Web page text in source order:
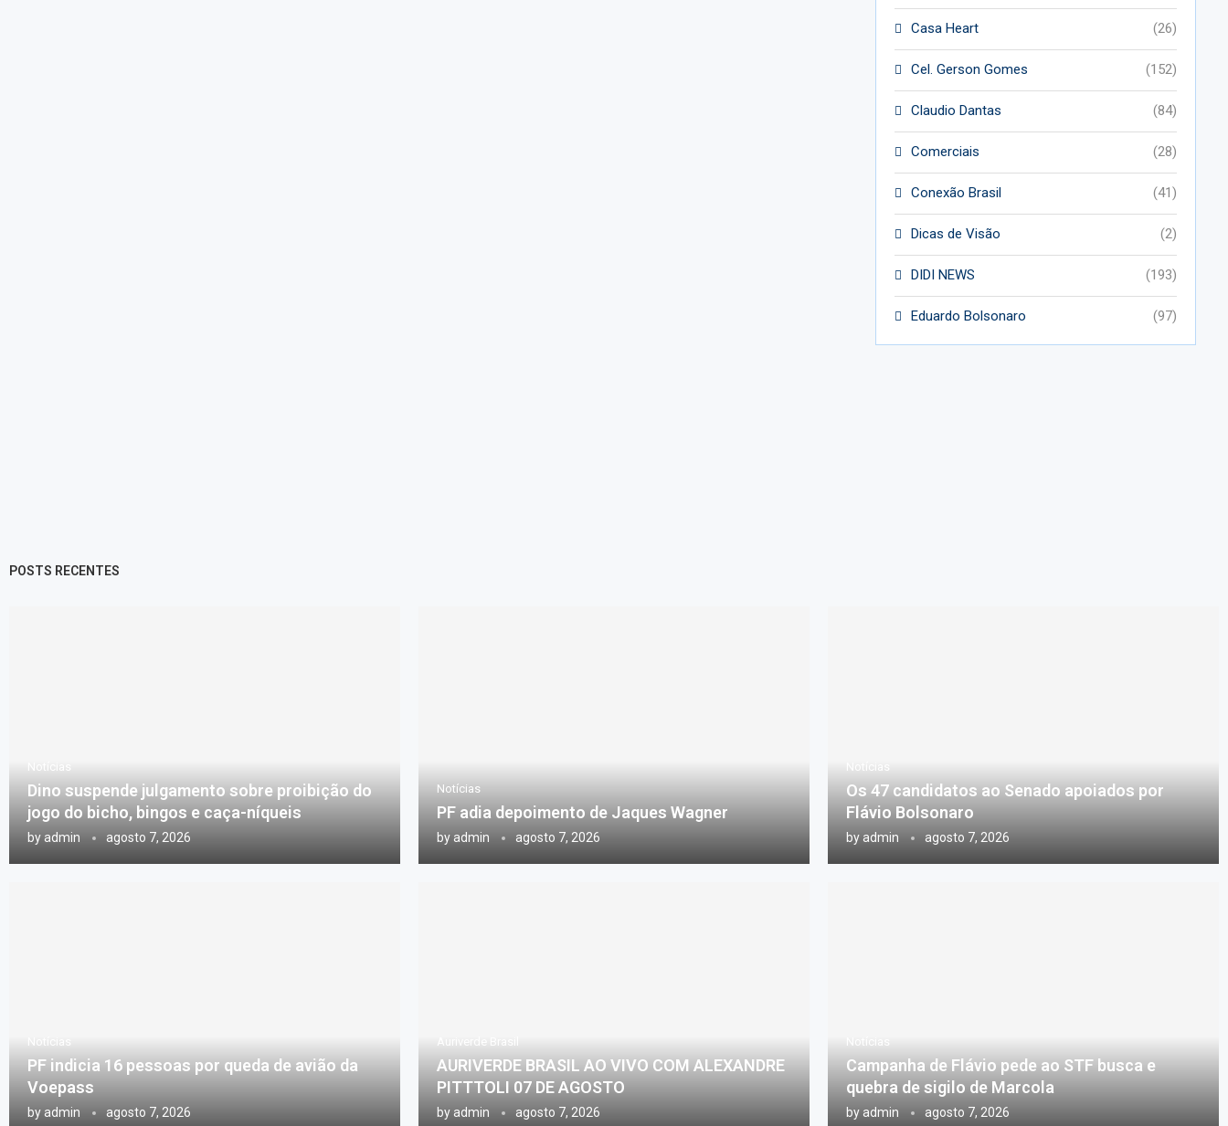
Casa Heart (26)
Cel. Gerson Gomes (152)
Claudio Dantas (84)
Comerciais (28)
Conexão Brasil (41)
Dicas de Visão (2)
DIDI NEWS (193)
Eduardo Bolsonaro (97)
POSTS RECENTES
Notícias
Dino suspende julgamento sobre proibição do
jogo do bicho, bingos e caça-níqueis
by admin agosto 7, 2026
Notícias
PF adia depoimento de Jaques Wagner
by admin agosto 7, 2026
Notícias
Os 47 candidatos ao Senado apoiados por
Flávio Bolsonaro
by admin agosto 7, 2026
Notícias
PF indicia 16 pessoas por queda de avião da
Voepass
byadmin agosto 7, 2026
Auriverde Brasil
AURIVERDE BRASIL AO VIVO COM ALEXANDRE
PITTTOLI 07 DE AGOSTO
byadmin agosto 7, 2026
Notícias
Campanha de Flávio pede ao STF busca e
quebra de sigilo de Marcola
byadmin agosto 7, 2026